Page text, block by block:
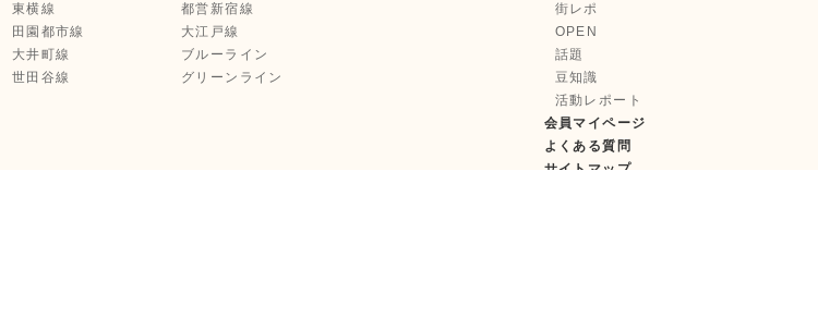
東横線
田園都市線
大井町線
世田谷線
都営新宿線
大江戸線
ブルーライン
グリーンライン
街レポ
OPEN
話題
豆知識
活動レポート
会員マイページ
よくある質問
サイトマップ